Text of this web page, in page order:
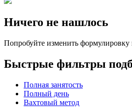
Ничего не нашлось
Попробуйте изменить
Быстрые фильтры
Полная занятость
Полный день
Вахтовый метод